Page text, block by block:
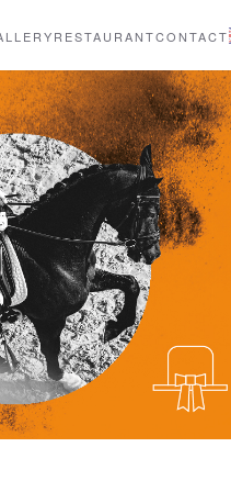
RESTAURANTCONTACT